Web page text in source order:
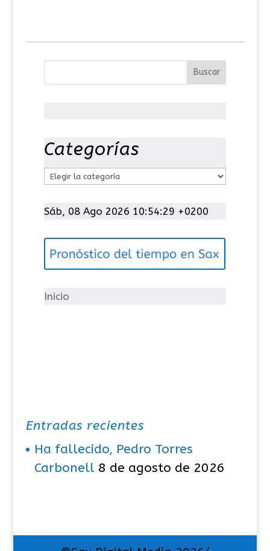
Categorías
t
g
í
Sáb, 08 Ago 2026 10:54:29 +0200
Inicio
Entradas recientes
Ha fallecido, Pedro Torres
Carbonell 8 de agosto de 2026